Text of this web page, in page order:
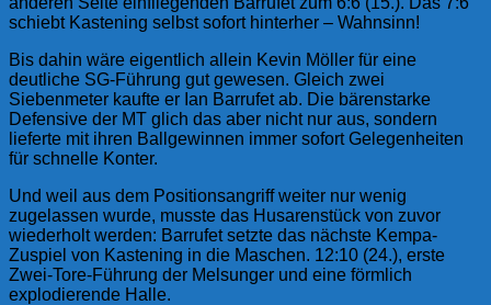
schiebt Kastening selbst sofort hinterher – Wahnsinn!
Bis dahin wäre eigentlich allein Kevin Möller für eine
deutliche SG-Führung gut gewesen. Gleich zwei
Siebenmeter kaufte er Ian Barrufet ab. Die bärenstarke
Defensive der MT glich das aber nicht nur aus, sondern
lieferte mit ihren Ballgewinnen immer sofort Gelegenheiten
für schnelle Konter.
Und weil aus dem Positionsangriff weiter nur wenig
zugelassen wurde, musste das Husarenstück von zuvor
wiederholt werden: Barrufet setzte das nächste Kempa-
Zuspiel von Kastening in die Maschen. 12:10 (24.), erste
Zwei-Tore-Führung der Melsunger und eine förmlich
explodierende Halle.